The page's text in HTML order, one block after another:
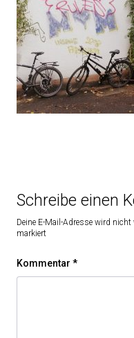
Schreibe einen
Deine E-Mail-Adresse wird
markiert
Kommentar *